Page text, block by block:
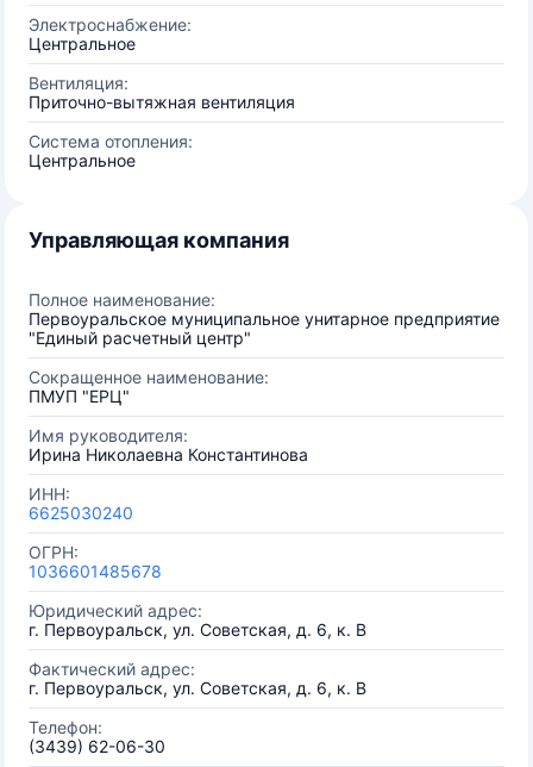
Электроснабжение:
Центральное
Вентиляция:
Приточно-вытяжная вентиляция
Система отопления:
Центральное
Управляющая компания
Полное наименование:
Первоуральское муниципальное унитарное предприятие
"Единый расчетный центр"
Сокращенное наименование:
ПМУП "ЕРЦ"
Имя руководителя:
Ирина Николаевна Константинова
ИНН:
6625030240
ОГРН:
1036601485678
Юридический адрес:
г. Первоуральск, ул. Советская, д. 6, к. В
Фактический адрес:
г. Первоуральск, ул. Советская, д. 6, к. В
Телефон:
(3439) 62-06-30